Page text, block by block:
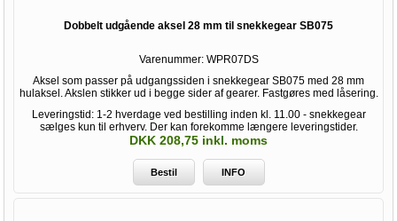
Dobbelt udgående aksel 28 mm til snekkegear SB075
Varenummer: WPR07DS
Aksel som passer på udgangssiden i snekkegear SB075 med 28 mm
hulaksel. Akslen stikker ud i begge sider af gearer. Fastgøres med låsering.
Leveringstid: 1-2 hverdage ved bestilling inden kl. 11.00 - snekkegear
sælges kun til erhverv. Der kan forekomme længere leveringstider.
DKK 208,75 inkl. moms
Bestil INFO